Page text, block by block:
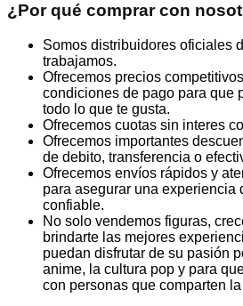
¿Por qué comprar con
Somos distribuidores oficiales
trabajamos.
Ofrecemos precios
condiciones de pago para que
todo lo que te gusta.
Ofrecemos cuotas sin interes
Ofrecemos importantes
de debito, transferencia o
Ofrecemos envíos rápidos y
para asegurar una experiencia
confiable.
No solo vendemos figuras,
brindarte las mejores
puedan disfrutar de su pasión
anime, la cultura pop y para
con personas que comparten